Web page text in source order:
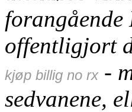
forangående
offentligjort
kjøp billig no rx-
sedvanene,